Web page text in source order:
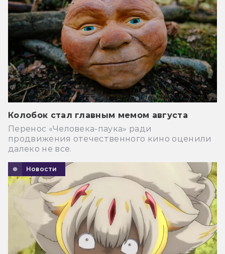
Колобок стал главным мемом августа
Перенос «Человека-паука» ради
продвижения отечественного кино оценили
далеко не все.
Новости